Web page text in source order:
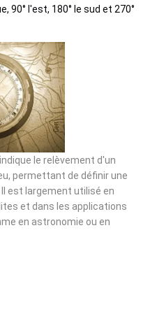
90° l'est, 180° le sud et 270°
le relèvement d'un
permettant de définir une
est largement utilisé en
et dans les applications
en astronomie ou en